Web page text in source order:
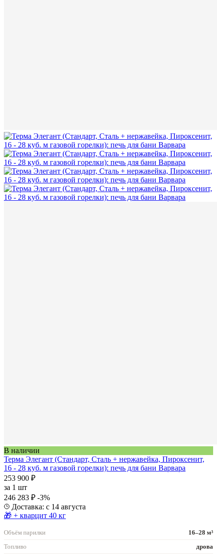
В наличии
Терма Элегант (Стандарт, Сталь + нержавейка, Пироксенит,
16 - 28 куб. м газовой горелки): печь для бани Варвара
253 900 ₽
за 1 шт
246 283 ₽ -3%
Доставка: с 14 августа
🎁 + кварцит 40 кг
Объём парилки
16–28 м³
Топливо
дрова